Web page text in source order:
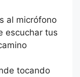
al micrófono
escuchar tus
tocando